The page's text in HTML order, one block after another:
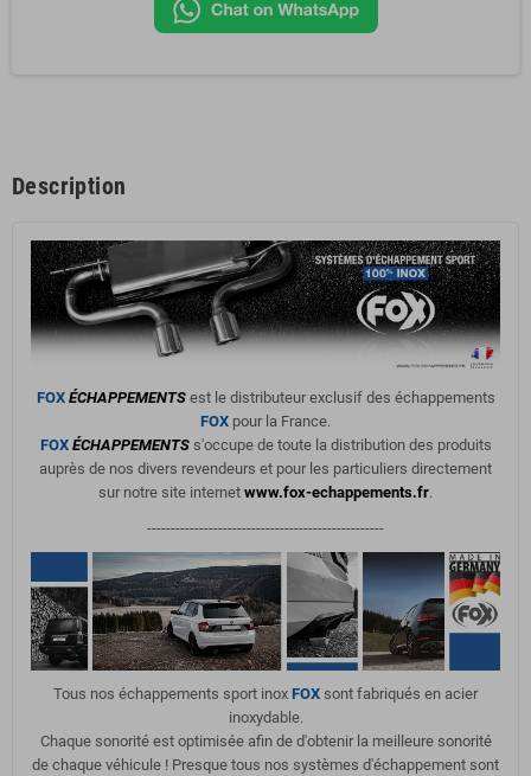
Description
FOX ÉCHAPPEMENTSest le distributeur exclusif des échappements
FOX pour la France.
FOX ÉCHAPPEMENTSs'occupe de toute la distribution des produits
auprès de nos divers revendeurs et pour les particuliers directement
sur notre site internet www.fox-echappements.fr.
--------------------------------------------------
Tous nos échappements sport inox FOX sont fabriqués en acier
inoxydable.
Chaque sonorité est optimisée afin de d'obtenir la meilleure sonorité
de chaque véhicule ! Presque tous nos systèmes d'échappement sont